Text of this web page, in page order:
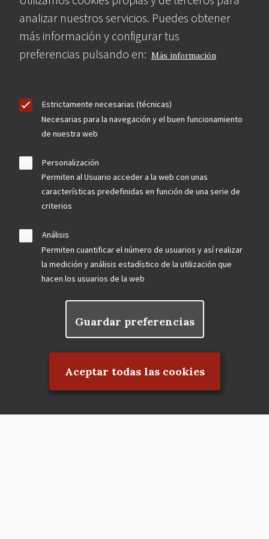
analizar nuestros servicios. Puedes obtener
más información y configurar tus
preferencias pulsando en: Más información
Estrictamente necesarias (técnicas)
Necesarias para la navegación y el buen funcionamiento
de nuestra web
Personalización
Permiten al Usuario acceder a la web con unas
características predefinidas en función de una serie de
criterios
Análisis
Permiten cuantificar el número de usuarios y así realizar
la medición y análisis estadístico de la utilización que
hacen los usuarios de la web
Guardar preferencias
Aceptar todas las cookies